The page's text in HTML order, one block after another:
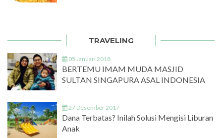
TRAVELING
05 Januari 2018
BERTEMU IMAM MUDA MASJID
SULTAN SINGAPURA ASAL INDONESIA
27 Desember 2017
Dana Terbatas? Inilah Solusi Mengisi Liburan
Anak